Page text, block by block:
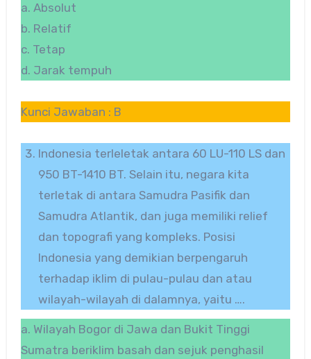
a. Absolut
b. Relatif
c. Tetap
d. Jarak tempuh
Kunci Jawaban : B
Indonesia terleletak antara 60 LU-110 LS dan
950 BT-1410 BT. Selain itu, negara kita
terletak di antara Samudra Pasifik dan
Samudra Atlantik, dan juga memiliki relief
dan topografi yang kompleks. Posisi
Indonesia yang demikian berpengaruh
terhadap iklim di pulau-pulau dan atau
wilayah-wilayah di dalamnya, yaitu ….
a. Wilayah Bogor di Jawa dan Bukit Tinggi
Sumatra beriklim basah dan sejuk penghasil